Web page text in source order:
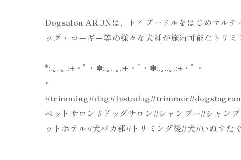
Dogsalon ARUNは、トイプードルをはじめマルチ
ッグ・コーギー等の様々な犬種が施術可能なトリ
*:.｡..｡.:+・ﾟ・✽:.｡..｡.:+・ﾟ・✽:.｡..｡.:+・ﾟ・
･
ペットサロン #ドッグサロン#シャンプー#シャン
ットホテル#犬バカ部#トリミング後#犬#いぬすた